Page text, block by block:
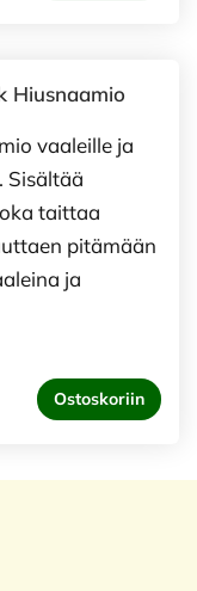
Hiusnaamio
vaaleille ja
Sisältää
taittaa
pitämään
ja
Ostoskoriin